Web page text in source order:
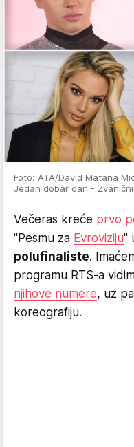
Foto: ATA/David Matana
Jedan dobar dan -
Večeras kreće prvo
"Pesmu za Evroviziju"
polufinaliste.
programu RTS-a
njihove numere, uz
koreografiju.